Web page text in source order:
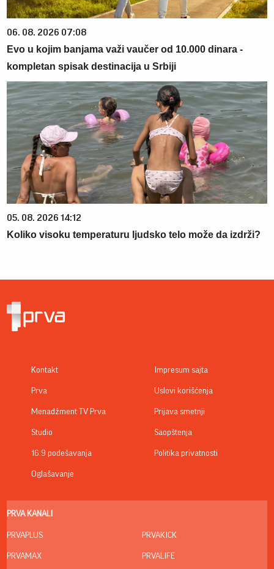
06. 08. 2026 07:08
Evo u kojim banjama važi vaučer od 10.000 dinara -
kompletan spisak destinacija u Srbiji
05. 08. 2026 14:12
Koliko visoku temperaturu ljudsko telo može da izdrži?
Kontakt
Prva
Menadžment TV Prva
Studio
16:9 podešavanja
Oglašavanje
Impresum sajta
Uslovi korišćenja
Prijava smetnji
Saopštenja
Politika privatnosti
PRVA KANALI
PRVAPLUS
PRVAMAX
PRVAKICK
PRVALIFE